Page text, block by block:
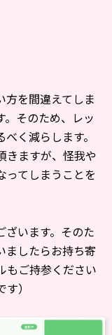
方を間違えてしま
。そのため、レッ
く減らします。
きますが、怪我や
ってしまうことを
ざいます。そのた
ましたらお持ち寄
もご持参ください
）